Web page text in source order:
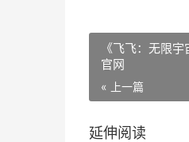
《飞飞：无限
官网
« 上一篇
延伸阅读